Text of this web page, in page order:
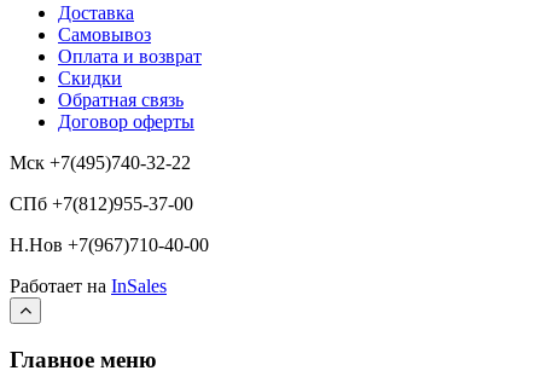
Доставка
Самовывоз
Оплата и возврат
Скидки
Обратная связь
Договор оферты
Мск +7(495)740-32-22
СПб +7(812)955-37-00
Н.Нов +7(967)710-40-00
Работает на InSales
Главное меню